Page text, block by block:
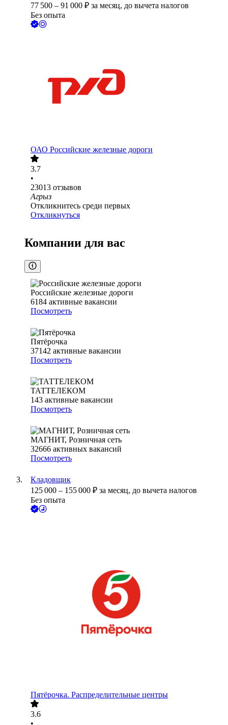
77 500 – 91 000 ₽ за месяц, до вычета налогов
Без опыта
ОАО Российские железные дороги
3.7
•
23013 отзывов
Агрыз
Откликнитесь среди первых
Откликнуться
Компании для вас
Российские железные дороги
6184 активные вакансии
Посмотреть
Пятёрочка
37142 активные вакансии
Посмотреть
ТАТТЕЛЕКОМ
143 активные вакансии
Посмотреть
МАГНИТ, Розничная сеть
32666 активных вакансий
Посмотреть
Кладовщик
125 000 – 155 000 ₽ за месяц, до вычета налогов
Без опыта
Пятёрочка. Распределительные центры
3.6